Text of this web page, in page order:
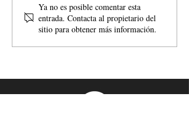
Confirmación de plaza en
lista de reserva
Ya no es posible comentar esta
entrada. Contacta al propietario del
sitio para obtener más información.